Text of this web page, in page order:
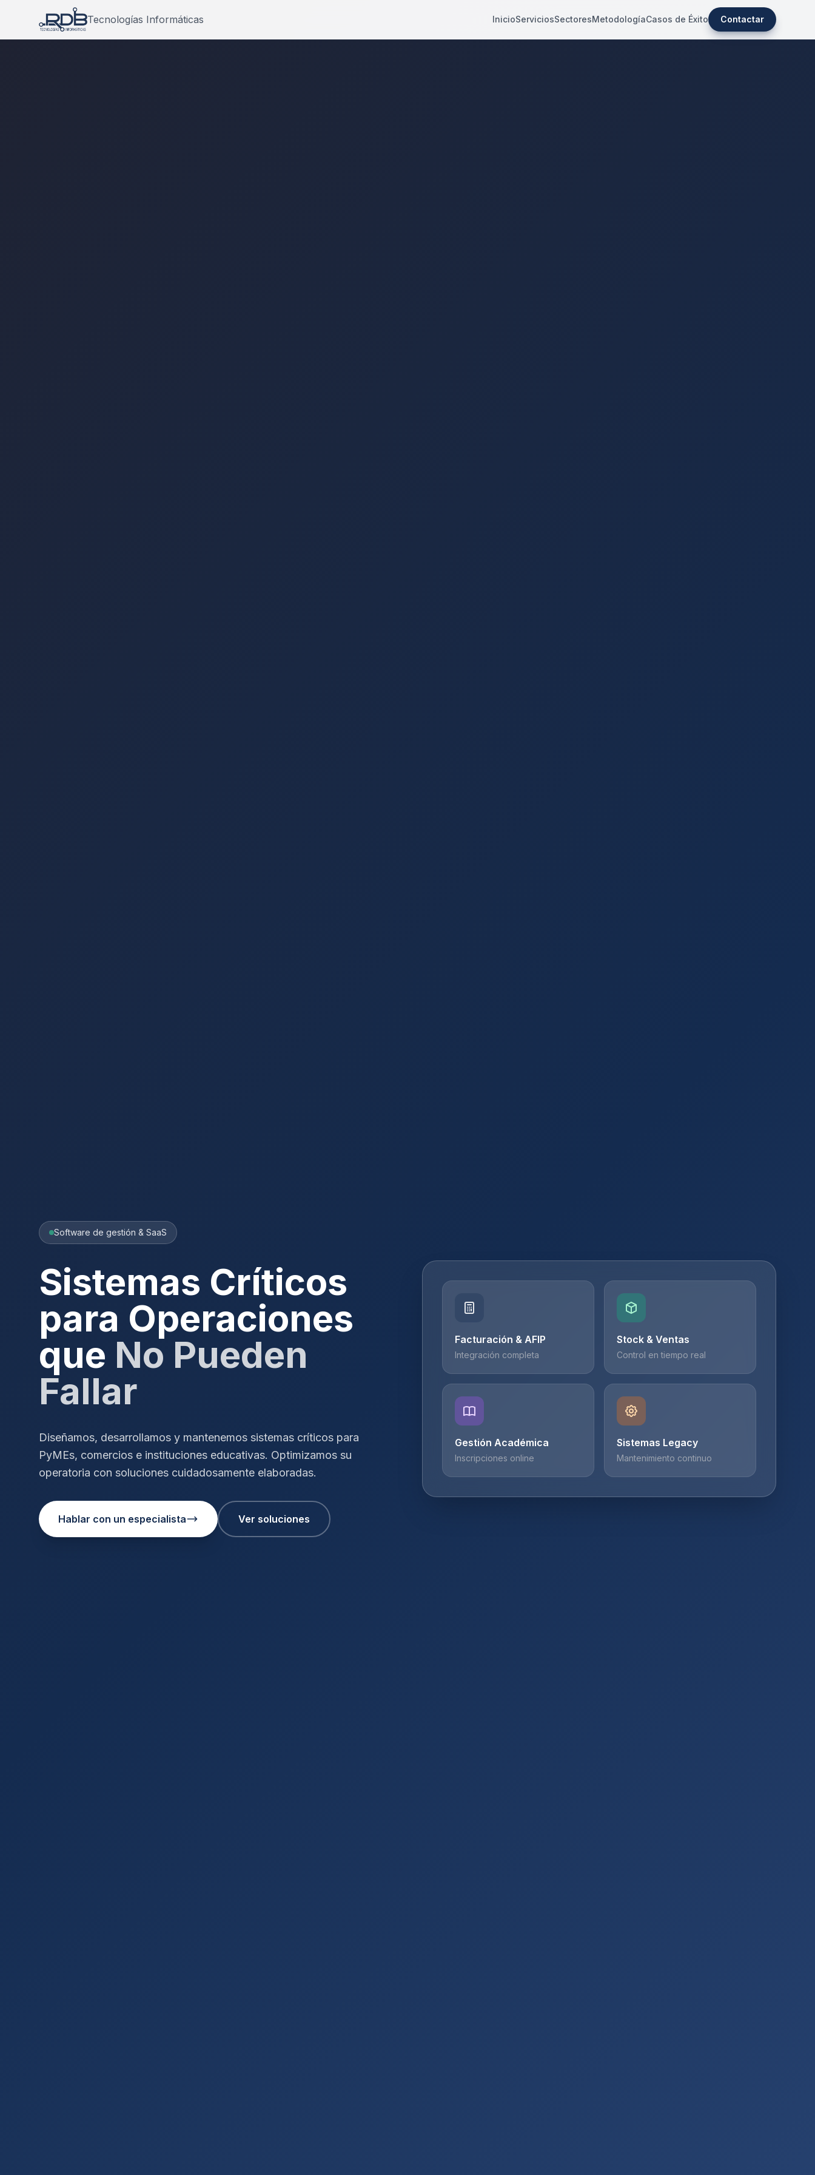
Tecnologías Informáticas InicioServiciosSectoresMetodologíaCasos de Éxito Contactar
Software de gestión & SaaS
Sistemas Críticos
para Operaciones
que No Pueden
Fallar
Diseñamos, desarrollamos y mantenemos sistemas críticos para
PyMEs, comercios e instituciones educativas. Optimizamos su
operatoria con soluciones cuidadosamente elaboradas.
Hablar con un especialista Ver soluciones
Facturación & AFIP
Integración completa
Stock & Ventas
Control en tiempo real
Gestión Académica
Inscripciones online
Sistemas Legacy
Mantenimiento continuo